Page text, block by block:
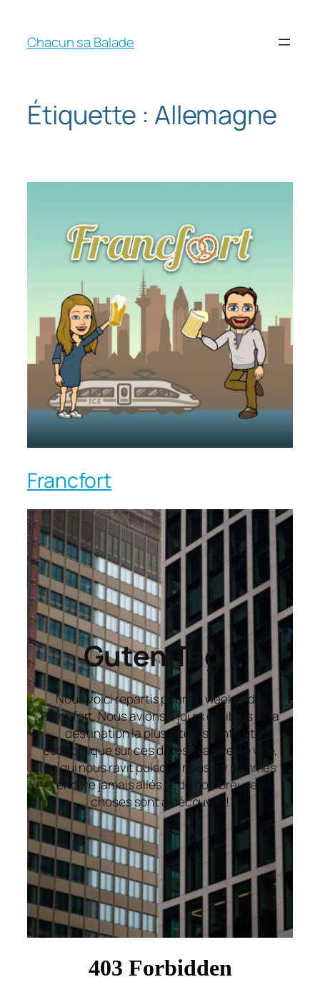
Chacun sa Balade
Étiquette : Allemagne
Francfort
Guten Tag !
Nous voici repartis pour un weekend à
Francfort. Nous avions 4 jours de libres et la
destination la plus intéressante et
économique sur ces dates était cette ville,
ce qui nous ravit puisque nous n’y sommes
encore jamais allés et de nombreuses
choses sont à découvrir !